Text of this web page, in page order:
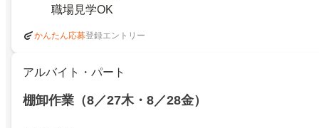
職場見学OK
かんたん応募登録エントリー
アルバイト・パート
棚卸作業（8／27木・8／28金）